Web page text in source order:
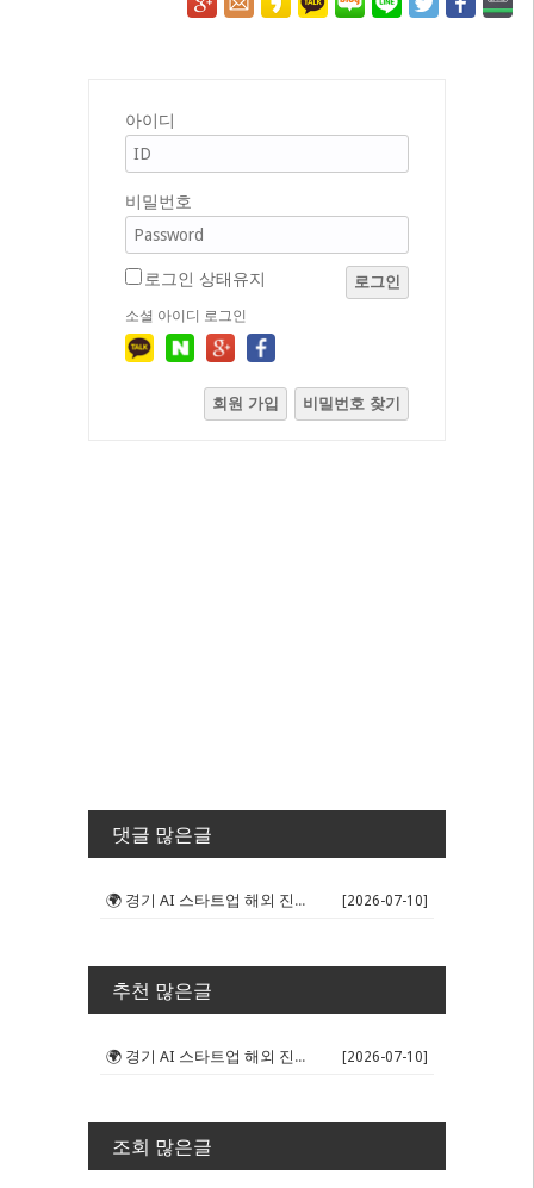
아이디
비밀번호
로그인 상태유지 로그인
소셜 아이디 로그인
회원 가입 비밀번호 찾기
댓글 많은글
🌍 경기 AI 스타트업 해외 진출 판... [2026-07-10]
추천 많은글
🌍 경기 AI 스타트업 해외 진출 판... [2026-07-10]
조회 많은글